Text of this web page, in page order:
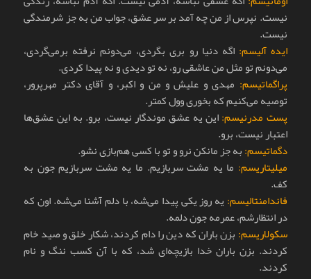
نیست. نپرس از من چه آمد بر سر عشق، جواب من به جز شرمندگی
نیست.
ایده آلیسم: اگه دنیا رو بری بگردی، می‌دونم نرفته برمی‌گردی،
می‌دونم تو مثل من عاشقی رو، نه تو دیدی و نه پیدا کردی.
پراگماتیسم: مهدی و علیش و من و اکبر، و آقای دکتر مهرپرور،
توصیه می‌کنیم که بخوری وول کمتر.
پست مدرنیسم:این یه عشق موندگار نیست، برو. به این عشق‌ها
اعتبار نیست، برو.
دگماتیسم:به جز مانکن نرو و تو با کسی هم‌بازی نشو.
میلیتاریسم: ما یه مشت سربازیم. ما یه مشت سربازیم جون به
کف.
فاندامنتالیسم: یه روز یکی پیدا می‌شه، با دلم آشنا می‌شه. اون که
در انتظارشم، عمرمه جون دلمه.
سکولاریسم: بزن باران که دین را دام کردند، شکار خلق و صید خام
کردند. بزن باران خدا بازیچه‌ای شد، که با آن کسب ننگ و نام
کردند.